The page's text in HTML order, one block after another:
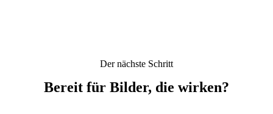
Der nächste Schritt
Bereit für Bilder, die wirken?